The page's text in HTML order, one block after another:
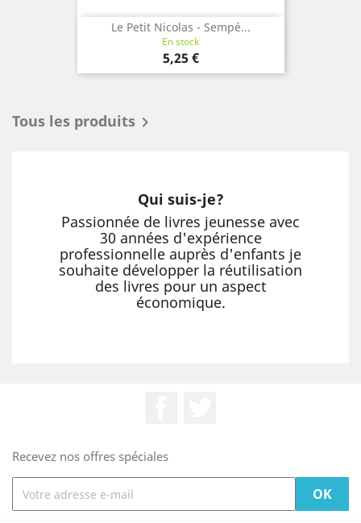
Le Petit Nicolas - Sempé...
En stock
Prix
5,25 €
Tous les produits 
Qui suis-je?
Passionnée de livres jeunesse avec
30 années d'expérience
professionnelle auprès d'enfants je
souhaite développer la réutilisation
des livres pour un aspect
économique.
Recevez nos offres spéciales